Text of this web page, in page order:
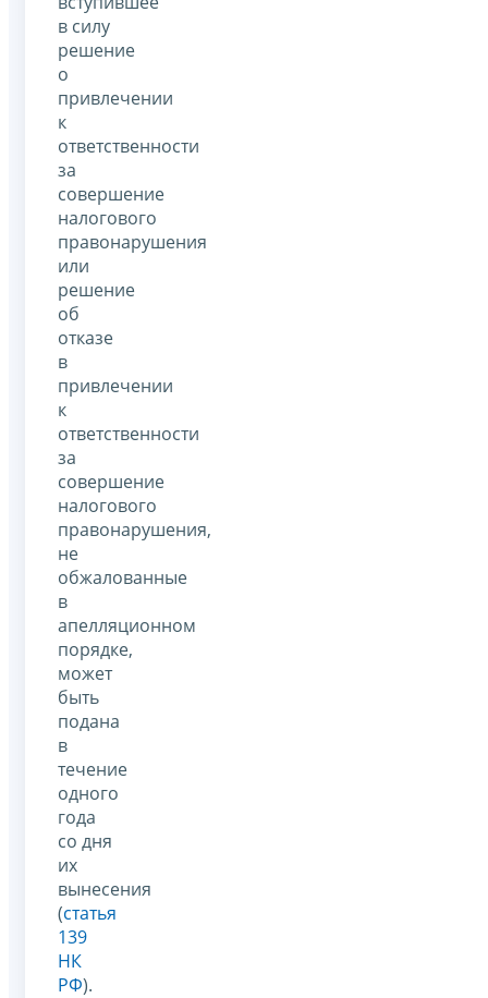
в силу
решение
о
привлечении
к
ответственности
за
совершение
налогового
правонарушения
или
решение
об
отказе
в
привлечении
к
ответственности
за
совершение
налогового
правонарушения,
не
обжалованные
в
апелляционном
порядке,
может
быть
подана
в
течение
одного
года
со дня
их
вынесения
(статья
139
НК
РФ).